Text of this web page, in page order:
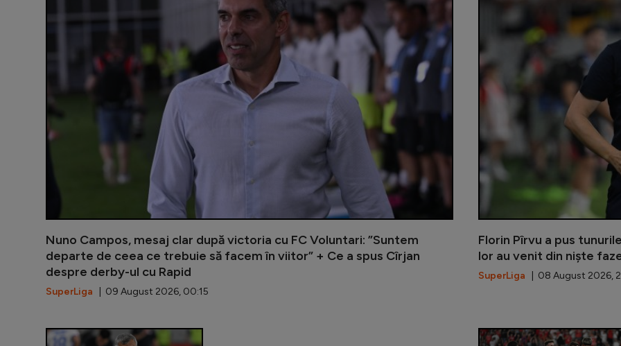
Nuno Campos, mesaj clar după victoria cu FC Voluntari: ”Suntem
departe de ceea ce trebuie să facem în viitor” + Ce a spus Cîrjan
despre derby-ul cu Rapid
SuperLiga | 09 August 2026, 00:15
Florin Pîrvu a pus
lor au venit din niște
SuperLiga | 08 August 2026,